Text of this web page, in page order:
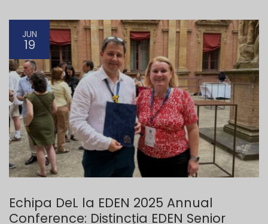
JUN
19
Echipa DeL la EDEN 2025 Annual
Conference: Distincția EDEN Senior